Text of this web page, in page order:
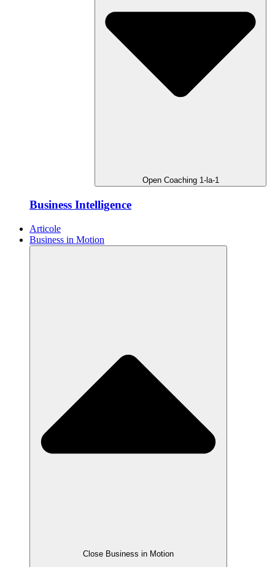
Open Coaching 1-la-1
Business Intelligence
Articole
Business in Motion
Close Business in Motion